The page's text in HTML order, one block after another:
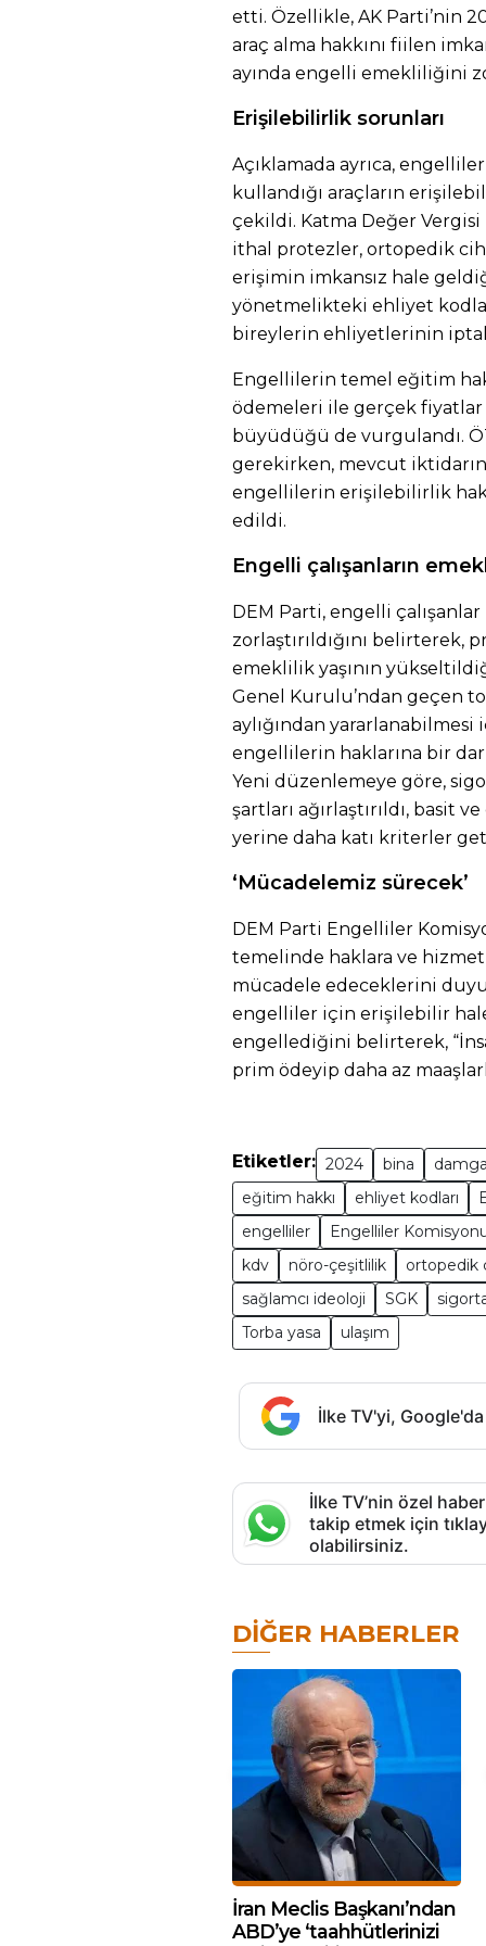
etti. Özellikle, AK Parti’nin
araç alma hakkını fiilen
ayında engelli emekliliğini
Erişilebilirlik sorunları
Açıklamada ayrıca,
kullandığı araçların
çekildi. Katma Değer
ithal protezler, ortopedik
erişimin imkansız hale
yönetmelikteki ehliyet
bireylerin ehliyetlerinin
Engellilerin temel eğitim
ödemeleri ile gerçek fiyatlar
büyüdüğü de vurgulandı.
gerekirken, mevcut
engellilerin erişilebilirlik
edildi.
Engelli çalışanların
DEM Parti, engelli
zorlaştırıldığını belirterek,
emeklilik yaşının
Genel Kurulu’ndan geçen
aylığından
engellilerin haklarına bir
Yeni düzenlemeye göre,
şartları ağırlaştırıldı, basit
yerine daha katı kriterler
‘Mücadelemiz sürecek’
DEM Parti Engelliler
temelinde haklara ve
mücadele edeceklerini
engelliler için erişilebilir
engellediğini belirterek,
prim ödeyip daha az
Etiketler: 2024 bina
eğitim hakkı
ehliyet kodları
engelliler
Engelliler
kdv
nöro-çeşitlilik
ortopedik
sağlamcı ideoloji
SGK
Torba yasa
ulaşım
İlke TV'yi,
İlke TV’nin özel
takip etmek için
olabilirsiniz.
DIĞER HABERLER
İran Meclis Başkanı’ndan
ABD’ye ‘taahhütlerinizi